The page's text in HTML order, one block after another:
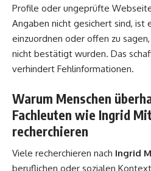
Profile oder ungeprüfte
Angaben nicht gesichert sind, ist
einzuordnen oder offen zu
nicht bestätigt wurden. Das
verhindert Fehlinformationen.
Warum Menschen
Fachleuten wie Ingrid
recherchieren
Viele recherchieren nach Ingrid
beruflichen oder sozialen